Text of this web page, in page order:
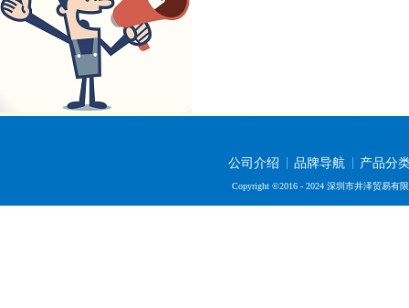
公司介绍 品牌导航 产品分
Copyright ©2016 - 2024 深圳市井泽贸易有